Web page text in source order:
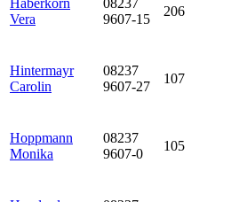
Haberkorn
Vera
08237
9607-15
206
Hintermayr
Carolin
08237
9607-27
107
Hoppmann
Monika
08237
9607-0
105